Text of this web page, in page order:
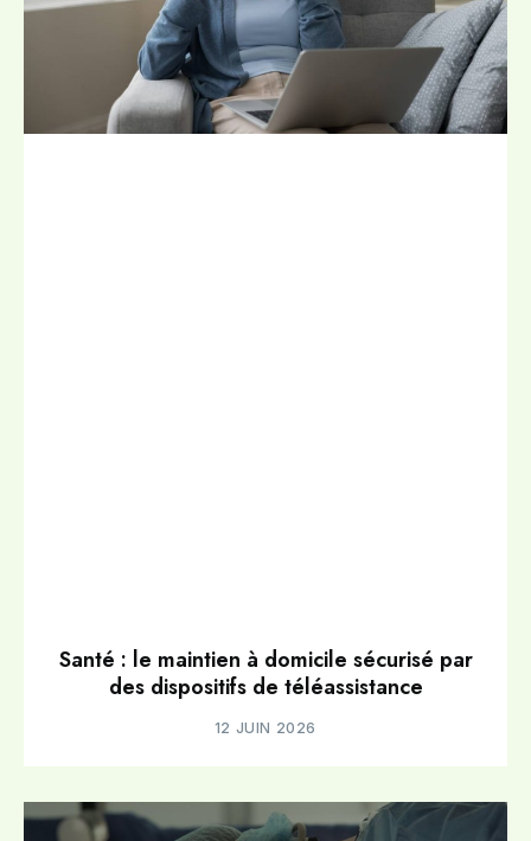
Santé : le maintien à domicile sécurisé par
des dispositifs de téléassistance
12 JUIN 2026